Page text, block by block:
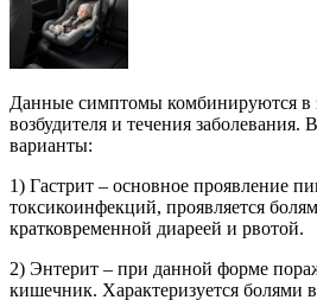
Данные симптомы комбинируются в
возбудителя и течения
варианты:
1) Гастрит – основное проявление
токсикоинфекций, проявляется
кратковременной диареей и рвотой.
2) Энтерит – при данной форме
кишечник. Характеризуется болями